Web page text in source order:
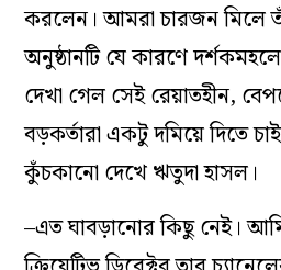
করলেন। আমরা চারজন মিলে
অনুষ্ঠানটি যে কারণে
দেখা গেল সেই রেয়াতহীন,
বড়কর্তারা একটু দমিয়ে দিতে
কুঁচকানো দেখে ঋতুদা হাসল।
–এত ঘাবড়ানোর কিছু নেই।